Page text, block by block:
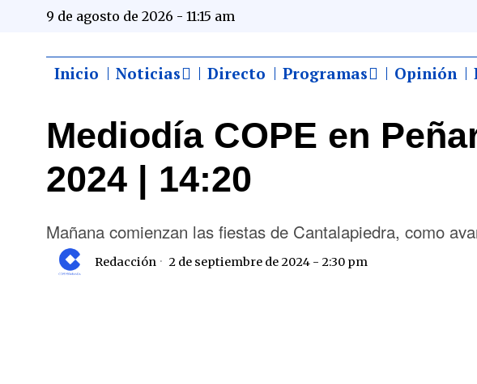
9 de agosto de 2026 - 11:15 am
Inicio Noticias Directo Programas Opinión
Mediodía COPE en
2024 | 14:20
Mañana comienzan las fiestas de Cantalapiedra, como
Redacción 2 de septiembre de 2024 - 2:30 pm